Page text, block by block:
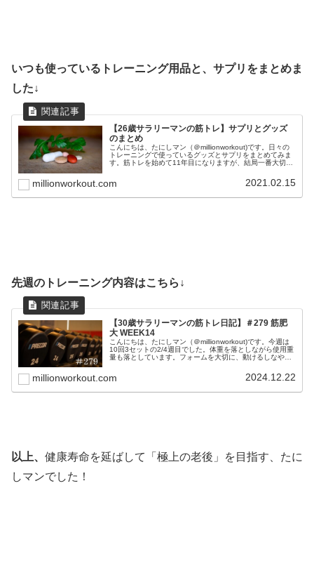
いつも使っているトレーニング用品と、サプリをまとめま
した↓
【26歳サラリーマンの筋トレ】サプリとグッズ
のまとめ
こんにちは、たにしマン（＠millionworkout)です。日々の
トレーニングで使っているグッズとサプリをまとめてみま
す。筋トレを始めて11年目になりますが、結局一番大切な
millionworkout.com 2021.02.15
先週のトレーニング内容はこちら↓
【30歳サラリーマンの筋トレ日記】＃279 筋肥
大 WEEK14
こんにちは、たにしマン（＠millionworkout)です。今週は
10回3セットの2/4週目でした。体重を落としながら使用重
量も落としています。フォームを大切に、動けるしなやか
millionworkout.com 2024.12.22
以上、 健康寿命を延ばして「極上の老後」を目指す、たに
しマンでした！